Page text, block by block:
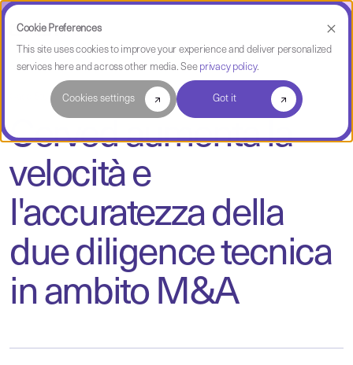
Cookie Preferences
This site uses cookies to improve your experience and deliver personalized
services here and across other media. See privacy policy.
Cookies settings Got it
Case Study
Cerved aumenta la
velocità e
l'accuratezza della
due diligence tecnica
in ambito M&A